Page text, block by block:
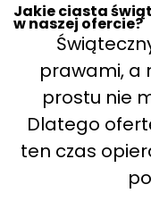
Jakie ciasta
w naszej ofercie?
prawami, a
prostu nie
Dlatego
ten czas